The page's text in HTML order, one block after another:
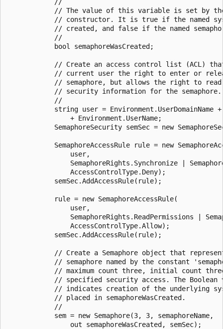
// The value of this variable is set by
// constructor. It is true if the named
// created, and false if the named
            //
            bool semaphoreWasCreated;
// Create an access control list (ACL)
// current user the right to enter or
// semaphore, but allows the right to
            // security information for the semaphore.
            //
string user = Environment.UserDomainName
                + Environment.UserName;
SemaphoreSecurity semSec = new
SemaphoreAccessRule rule = new
                user,
SemaphoreRights.Synchronize |
                AccessControlType.Deny);
            semSec.AddAccessRule(rule);
            rule = new SemaphoreAccessRule(
                user,
SemaphoreRights.ReadPermissions |
                AccessControlType.Allow);
            semSec.AddAccessRule(rule);
// Create a Semaphore object that
// semaphore named by the constant
// maximum count three, initial count
// specified security access. The
// indicates creation of the underlying
            // placed in semaphoreWasCreated.
            //
            sem = new Semaphore(3, 3, semaphoreName,
                out semaphoreWasCreated, semSec);